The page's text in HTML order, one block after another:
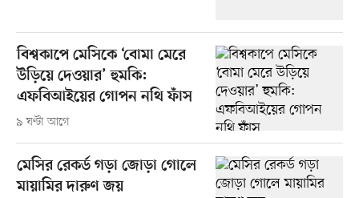
বিশ্বকাপে মেসিকে ‘বোমা মেরে
উড়িয়ে দেওয়ার’ হুমকি:
এফবিআইয়ের গোপন নথি ফাঁস
৯ ঘণ্টা আগে
মেসির রেকর্ড গড়া জোড়া গোলে
মায়ামির দারুণ জয়